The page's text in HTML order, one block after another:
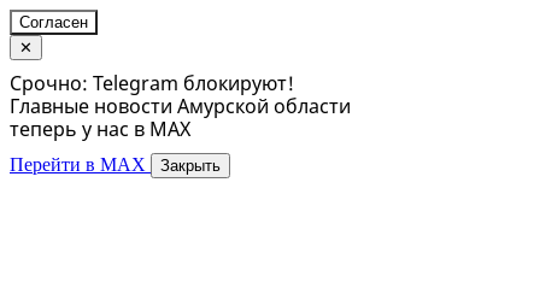
Согласен
✕
Срочно: Telegram блокируют!
Главные новости Амурской области
теперь у нас в MAX
Перейти в MAX Закрыть